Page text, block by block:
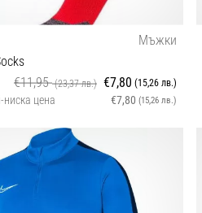
Мъжки
€11,95(23,37 лв.) €7,80 (15,26 лв.)
цена €7,80 (15,26 лв.)
5